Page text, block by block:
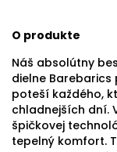
O produkte
Náš absolútny
dielne Barebarics
poteší každého,
chladnejších dní.
špičkovej
tepelný komfort.